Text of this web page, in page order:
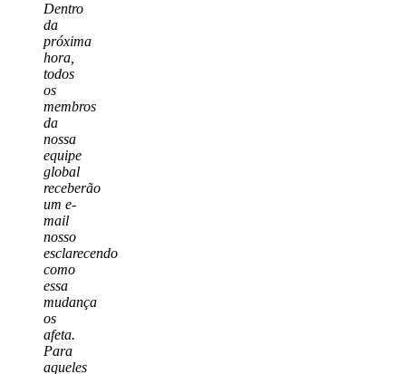
Dentro
da
próxima
hora,
todos
os
membros
da
nossa
equipe
global
receberão
um e-
mail
nosso
esclarecendo
como
essa
mudança
os
afeta.
Para
aqueles